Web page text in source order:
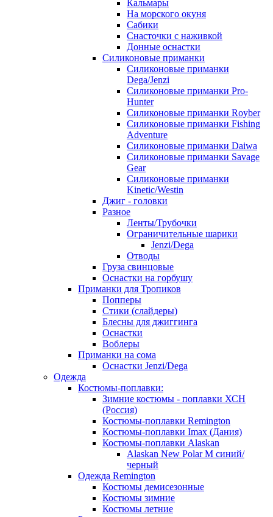
Кальмары
На морского окуня
Сабики
Снасточки с наживкой
Донные оснастки
Силиконовые приманки
Силиконовые приманки
Dega/Jenzi
Силиконовые приманки Pro-
Hunter
Силиконовые приманки Royber
Силиконовые приманки Fishing
Adventure
Силиконовые приманки Daiwa
Силиконовые приманки Savage
Gear
Силиконовые приманки
Kinetic/Westin
Джиг - головки
Разное
Ленты/Трубочки
Ограничительные шарики
Jenzi/Dega
Отводы
Груза свинцовые
Оснастки на горбушу
Приманки для Тропиков
Попперы
Стики (слайдеры)
Блесны для джиггинга
Оснастки
Воблеры
Приманки на сома
Оснастки Jenzi/Dega
Одежда
Костюмы-поплавки:
Зимние костюмы - поплавки ХСН
(Россия)
Костюмы-поплавки Remington
Костюмы-поплавки Imax (Дания)
Костюмы-поплавки Alaskan
Alaskan New Polar M синий/
черный
Одежда Remington
Костюмы демисезонные
Костюмы зимние
Костюмы летние